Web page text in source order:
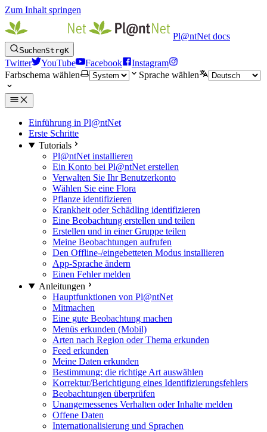
Zum Inhalt springen
Pl@ntNet docs
SuchenStrgK
Twitter YouTube Facebook
Instagram
Farbschema wählen
Sprache wählen
Einführung in Pl@ntNet
Erste Schritte
Tutorials
Pl@ntNet installieren
Ein Konto bei Pl@ntNet erstellen
Verwalten Sie Ihr Benutzerkonto
Wählen Sie eine Flora
Pflanze identifizieren
Krankheit oder Schädling identifizieren
Eine Beobachtung erstellen und teilen
Erstellen und in einer Gruppe teilen
Meine Beobachtungen aufrufen
Den Offline-/eingebetteten Modus installieren
App-Sprache ändern
Einen Fehler melden
Anleitungen
Hauptfunktionen von Pl@ntNet
Mitmachen
Eine gute Beobachtung machen
Menüs erkunden (Mobil)
Arten nach Region oder Thema erkunden
Feed erkunden
Meine Daten erkunden
Bestimmung: die richtige Art auswählen
Korrektur/Berichtigung eines Identifizierungsfehlers
Beobachtungen überprüfen
Unangemessenes Verhalten oder Inhalte melden
Offene Daten
Internationalisierung und Sprachen